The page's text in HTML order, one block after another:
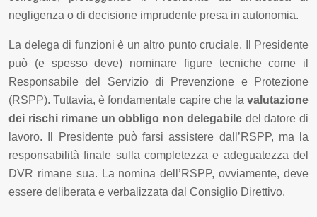
negligenza o di decisione imprudente presa in autonomia.
La delega di funzioni è un altro punto cruciale. Il Presidente
può (e spesso deve) nominare figure tecniche come il
Responsabile del Servizio di Prevenzione e Protezione
(RSPP). Tuttavia, è fondamentale capire che la valutazione
dei rischi rimane un obbligo non delegabile del datore di
lavoro. Il Presidente può farsi assistere dall’RSPP, ma la
responsabilità finale sulla completezza e adeguatezza del
DVR rimane sua. La nomina dell’RSPP, ovviamente, deve
essere deliberata e verbalizzata dal Consiglio Direttivo.